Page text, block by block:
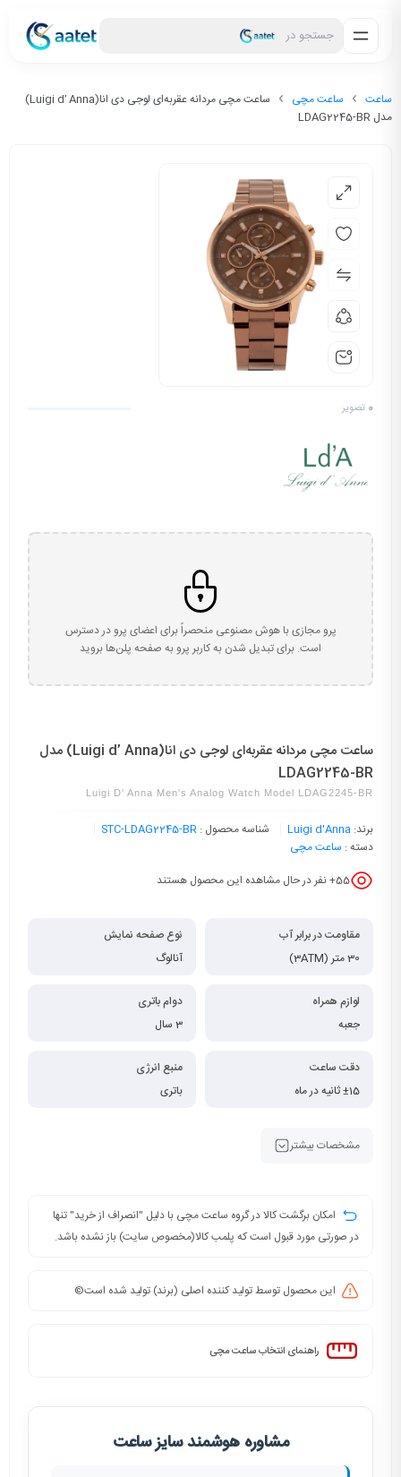
جستجو در
ساعت ساعت مچی
ساعت مچی مردانه عقربه‌ای لوجی دی انا(Luigi d’ Anna)
مدل LDAG2245-BR
0 تصویر
پرو مجازی با هوش مصنوعی منحصراً برای اعضای پرو در دسترس
است. برای تبدیل شدن به کاربر پرو به صفحه پلن‌ها بروید
ساعت مچی مردانه عقربه‌ای لوجی دی انا(Luigi d’ Anna) مدل
LDAG2245-BR
Luigi D' Anna Men's Analog Watch Model LDAG2245-BR
برند: Luigi d'Anna شناسه محصول : STC-LDAG2245-BR
دسته : ساعت مچی
55+ نفر در حال مشاهده این محصول هستند
مقاومت در برابر آب
30 متر (3ATM)
نوع صفحه نمایش
آنالوگ
لوازم همراه
جعبه
دوام باتری
3 سال
دقت ساعت
±15 ثانیه در ماه
منبع انرژی
باتری
مشخصات بیشتر
امکان برگشت کالا در گروه ساعت مچی با دلیل "انصراف از خرید" تنها
در صورتی مورد قبول است که پلمب کالا(مخصوص سایت) باز نشده باشد.
این محصول توسط تولید کننده اصلی (برند) تولید شده است©️
راهنمای انتخاب ساعت مچی
مشاوره هوشمند سایز ساعت